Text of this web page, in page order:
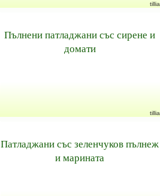
tillia
Пълнени патладжани със сирене и
домати
tillia
Патладжани със зеленчуков пълнеж
и марината